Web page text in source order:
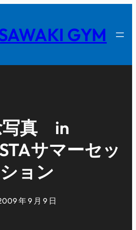
GYM
写真 in
サマーセッ
ション
年 9 月 9 日